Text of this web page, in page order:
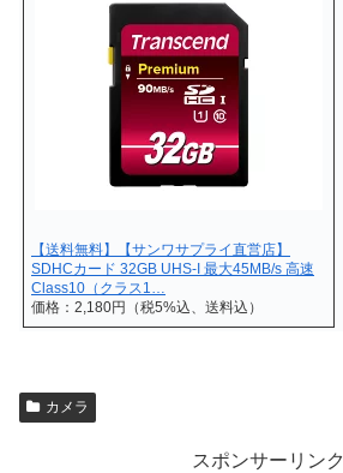
【送料無料】【サンワサプライ直営店】
SDHCカード 32GB UHS-I 最大45MB/s 高速
Class10（クラス1…
価格：2,180円（税5%込、送料込）
カメラ
スポンサーリンク